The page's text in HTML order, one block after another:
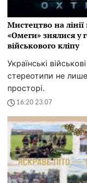
Мистецтво на
«Омеги» знялися у
військового кліпу
Українські
стереотипи не
просторі.
16:20 23.07